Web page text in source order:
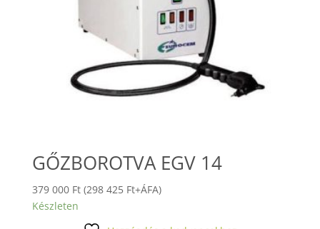
GŐZBOROTVA EGV 14
379 000 Ft (298 425 Ft+ÁFA)
Készleten